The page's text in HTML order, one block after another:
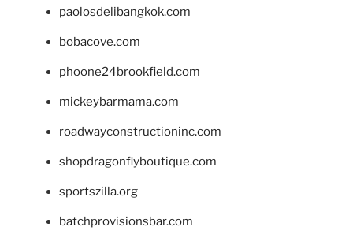
paolosdelibangkok.com
bobacove.com
phoone24brookfield.com
mickeybarmama.com
roadwayconstructioninc.com
shopdragonflyboutique.com
sportszilla.org
batchprovisionsbar.com